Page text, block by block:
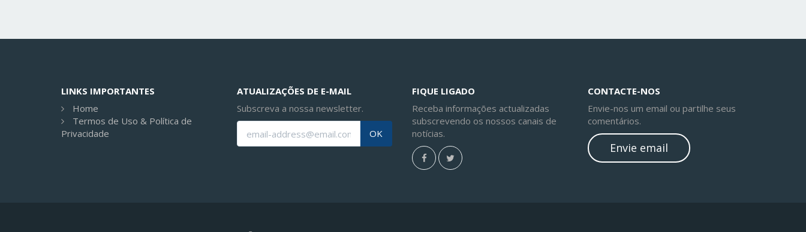
LINKS IMPORTANTES
Home
Termos de Uso & Política de
Privacidade
ATUALIZAÇÕES DE E-MAIL
Subscreva a nossa newsletter.
OK
FIQUE LIGADO
Receba informações actualizadas
subscrevendo os nossos canais de
notícias.
CONTACTE-NOS
Envie-nos um email ou partilhe seus
comentários.
Envie email